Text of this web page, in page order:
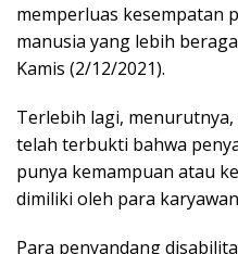
memperluas kesempatan
manusia yang lebih
Kamis (2/12/2021).
Terlebih lagi,
telah terbukti bahwa
punya kemampuan atau
dimiliki oleh para
Para penyandang